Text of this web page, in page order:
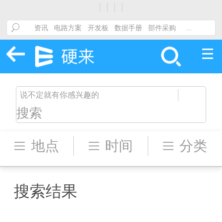
搜索
地点 时间 分类
搜索结果